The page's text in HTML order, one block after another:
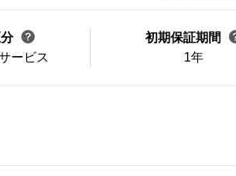
ービス
初期保証期間
1年